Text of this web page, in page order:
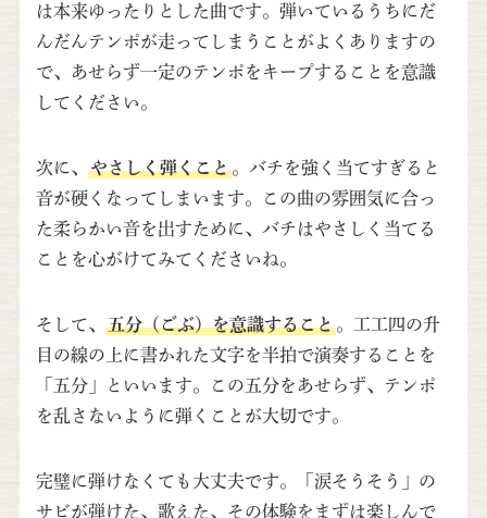
は本来ゆったりとした曲です。弾いているうちにだ
んだんテンポが走ってしまうことがよくありますの
で、あせらず一定のテンポをキープすることを意識
してください。
次に、 やさしく弾くこと。バチを強く当てすぎると
音が硬くなってしまいます。この曲の雰囲気に合っ
た柔らかい音を出すために、バチはやさしく当てる
ことを心がけてみてくださいね。
そして、 五分（ごぶ）を意識すること。工工四の升
目の線の上に書かれた文字を半拍で演奏することを
「五分」といいます。この五分をあせらず、テンポ
を乱さないように弾くことが大切です。
完璧に弾けなくても大丈夫です。「涙そうそう」の
サビが弾けた、歌えた、その体験をまずは楽しんで